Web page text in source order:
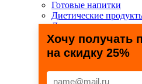
Готовые напитки
Диетические
Для связок и суставов
Жиросжигатели
Здоровье и долголетие
Креатин
Специальные
Хочу получать
на скидку 25%